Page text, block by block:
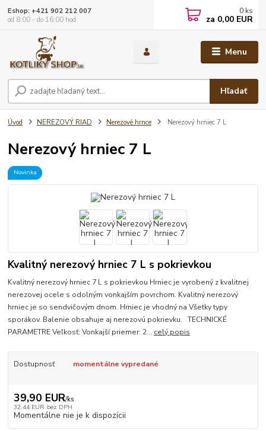
Menu
Hľadať
Eshop: +421 902 212 007
od 8:00 - do 16:00 hod
0 ks
za 0,00 EUR
Úvod NEREZOVÝ RIAD Nerezové hrnce Nerezový hrniec 7 L
Nerezový hrniec 7 L
Novinka
Kvalitný nerezový hrniec 7 L s pokrievkou
Kvalitný nerezový hrniec 7 L s pokrievkou Hrniec je vyrobený z kvalitnej
nerezovej ocele s odolným vonkajším povrchom. Kvalitný nerezový
hrniec je so sendvičovým dnom. Hrniec je vhodný na Všetky typy
sporákov. Balenie obsahuje aj nerezovú pokrievku. TECHNICKÉ
PARAMETRE Veľkosť: Vonkajší priemer: 2... celý popis
Dostupnosť momentálne vypredané
39,90 EUR/ks
32,44 EUR bez DPH
Momentálne nie je k dispozícii